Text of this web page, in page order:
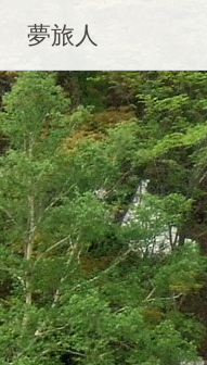
ン
ツ
へ
ス
キ
ッ
プ
夢旅人